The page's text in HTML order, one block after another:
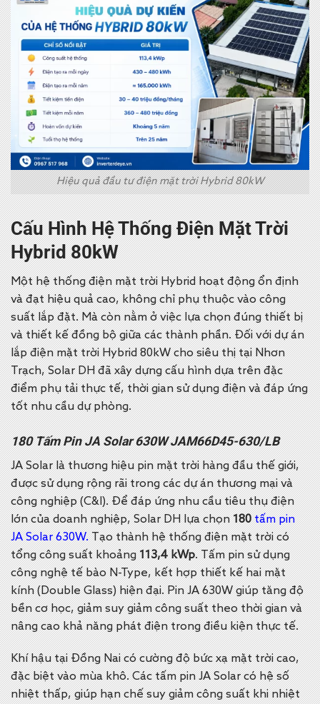
Hiệu quả đầu tư điện mặt trời Hybrid 80kW
Cấu Hình Hệ Thống Điện Mặt Trời
Hybrid 80kW
Một hệ thống điện mặt trời Hybrid hoạt động ổn định
và đạt hiệu quả cao, không chỉ phụ thuộc vào công
suất lắp đặt. Mà còn nằm ở việc lựa chọn đúng thiết bị
và thiết kế đồng bộ giữa các thành phần. Đối với dự án
lắp điện mặt trời Hybrid 80kW cho siêu thị tại Nhơn
Trạch, Solar DH đã xây dựng cấu hình dựa trên đặc
điểm phụ tải thực tế, thời gian sử dụng điện và đáp ứng
tốt nhu cầu dự phòng.
180 Tấm Pin JA Solar 630W JAM66D45-630/LB
JA Solar là thương hiệu pin mặt trời hàng đầu thế giới,
được sử dụng rộng rãi trong các dự án thương mại và
công nghiệp (C&I). Để đáp ứng nhu cầu tiêu thụ điện
lớn của doanh nghiệp, Solar DH lựa chọn180tấm pin
JA Solar 630W.Tạo thành hệ thống điện mặt trời có
tổng công suất khoảng113,4 kWp. Tấm pin sử dụng
công nghệ tế bào N-Type, kết hợp thiết kế hai mặt
kính (Double Glass) hiện đại. Pin JA 630W giúp tăng độ
bền cơ học, giảm suy giảm công suất theo thời gian và
nâng cao khả năng phát điện trong điều kiện thực tế.
Khí hậu tại Đồng Nai có cường độ bức xạ mặt trời cao,
đặc biệt vào mùa khô. Các tấm pin JA Solar có hệ số
nhiệt thấp, giúp hạn chế suy giảm công suất khi nhiệt